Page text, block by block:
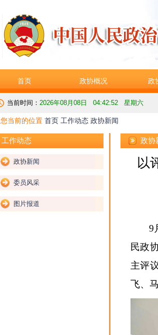
首页 政协概况 政
当前时间： 2026年08月08日 04:42:53 星期六
您当前的位置 首页 工作动态 政协新闻
工作动态
政协新闻
委员风采
图片报道
政协
以
9
民政
主评
飞、